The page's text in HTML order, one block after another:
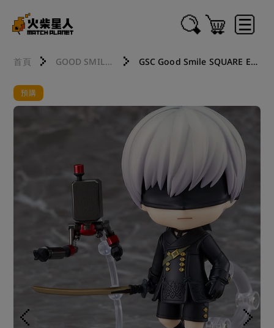
首頁 GOOD SMILE COMPANY 好微笑 GSC Good Smile SQUARE ENIX 黏土人 NieR:Automata 9S(寄葉九號S型) 250409 2503
預購